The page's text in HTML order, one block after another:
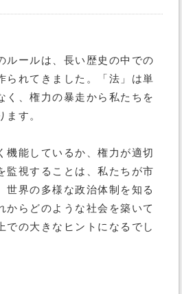
ルールは、長い歴史の中での
られてきました。「法」は単
く、権力の暴走から私たちを
ます。
機能しているか、権力が適切
監視することは、私たちが市
世界の多様な政治体制を知る
からどのような社会を築いて
での大きなヒントになるでし